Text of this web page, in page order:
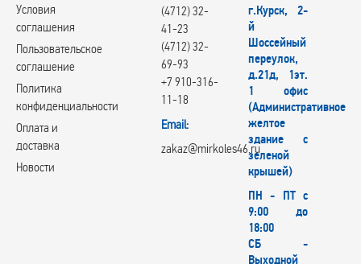
Условия
соглашения
Пользовательское
соглашение
Политика
конфиденциальности
Оплата и
доставка
Новости
(4712) 32-
41-23
(4712) 32-
69-93
+7 910-316-
11-18
Email:
zakaz@mirkoles46.ru
г.Курск, 2-
й
Шоссейный
переулок,
д.21д, 1эт.
1 офис
(Административное
желтое
здание с
зеленой
крышей)
ПН - ПТ с
9:00 до
18:00
СБ -
Выходной